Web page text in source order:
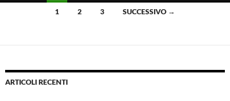
Navigazione
1 2 3 SUCCESSIVO →
ARTICOLI RECENTI